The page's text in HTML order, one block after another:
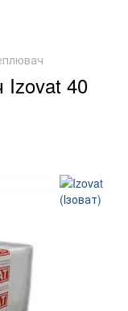
Izovat 40